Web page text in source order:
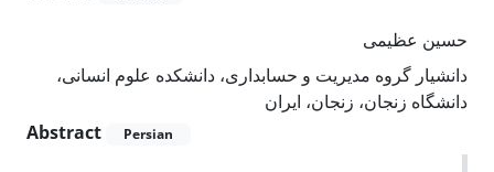
حسین عظیمی
دانشیار گروه مدیریت و حسابداری، دانشکده علوم انسانی،
دانشگاه زنجان، زنجان، ایران
Abstract
Persian